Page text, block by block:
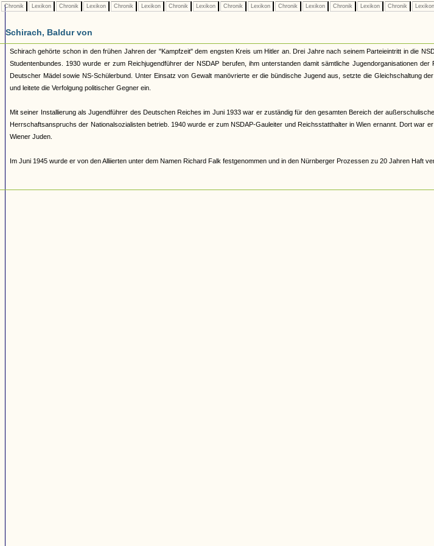
Chronik Lexikon Chronik Lexikon Chronik Lexikon Chronik Lexikon Chronik Lexikon Chronik Lexikon Chronik Lexikon Chronik Lexikon
Schirach, Baldur von
Schirach gehörte schon in den frühen Jahren der "Kampfzeit" dem engsten Kreis um Hitler an. Drei Jahre nach seinem Parteieintritt in die
Studentenbundes. 1930 wurde er zum Reichjugendführer der NSDAP berufen, ihm unterstanden damit sämtliche Jugendorganisationen der
Deutscher Mädel sowie NS-Schülerbund. Unter Einsatz von Gewalt manövrierte er die bündische Jugend aus, setzte die Gleichschaltung
und leitete die Verfolgung politischer Gegner ein.
Mit seiner Installierung als Jugendführer des Deutschen Reiches im Juni 1933 war er zuständig für den gesamten Bereich der
Herrschaftsanspruchs der Nationalsozialisten betrieb. 1940 wurde er zum NSDAP-Gauleiter und Reichsstatthalter in Wien ernannt. Dort war
Wiener Juden.
Im Juni 1945 wurde er von den Alliierten unter dem Namen Richard Falk festgenommen und in den Nürnberger Prozessen zu 20 Jahren Haft